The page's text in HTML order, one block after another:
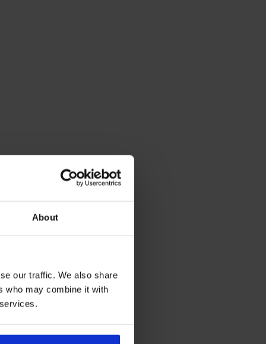
About
our traffic. We also share
who may combine it with